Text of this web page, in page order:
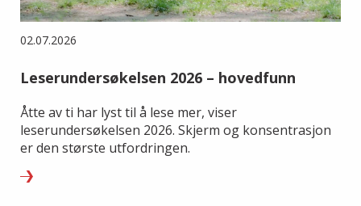
02.07.2026
Leserundersøkelsen 2026 – hovedfunn
Åtte av ti har lyst til å lese mer, viser
leserundersøkelsen 2026. Skjerm og konsentrasjon
er den største utfordringen.